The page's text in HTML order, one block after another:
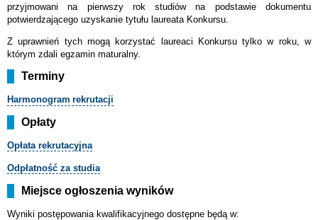
przyjmowani na pierwszy rok studiów na podstawie dokumentu
potwierdzającego uzyskanie tytułu laureata Konkursu.
Z uprawnień tych mogą korzystać laureaci Konkursu tylko w roku, w
którym zdali egzamin maturalny.
Terminy
Harmonogram rekrutacji
Opłaty
Opłata rekrutacyjna
Odpłatność za studia
Miejsce ogłoszenia wyników
Wyniki postępowania kwalifikacyjnego dostępne będą w: